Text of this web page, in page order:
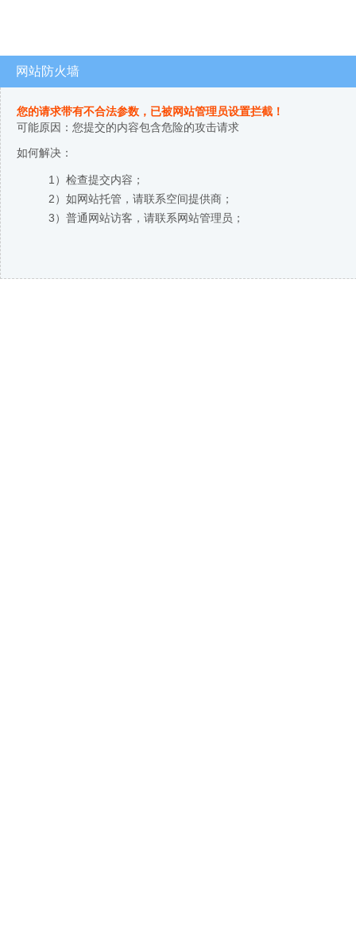
网站防火墙
您的请求带有不合法参数，已被网站管理员设置拦截！
可能原因：您提交的内容包含危险的攻击请求
如何解决：
1）检查提交内容；
2）如网站托管，请联系空间提供商；
3）普通网站访客，请联系网站管理员；